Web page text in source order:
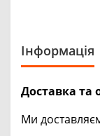
Інформація
Доставка та
Ми